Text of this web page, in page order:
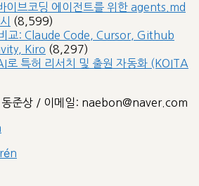
이브코딩 에이전트를 위한 agents.md
(8,599)
교: Claude Code, Cursor, Github
Kiro (8,297)
로 특허 리서치 및 출원 자동화 (KOITA
동준상 / 이메일: naebon@naver.com